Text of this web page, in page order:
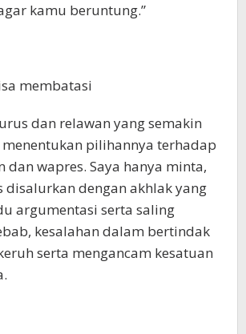
kamu beruntung.”
membatasi
dan relawan yang semakin
pilihannya terhadap
dan wapres. Saya hanya minta,
disalurkan dengan akhlak yang
argumentasi serta saling
kesalahan dalam bertindak
serta mengancam kesatuan